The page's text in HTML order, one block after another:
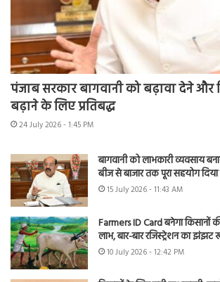
पंजाब सरकार बागवानी को बढ़ावा देने
बढ़ाने के लिए प्रतिबद्ध
24 July 2026 - 1:45 PM
बागवानी को लाभकारी व्यवसाय
बीज से बाजार तक पूरा सहयोग दिया
15 July 2026 - 11:43 AM
Farmers ID Card बनेगा किसानों
लाभ, बार-बार रजिस्ट्रेशन का
10 July 2026 - 12:42 PM